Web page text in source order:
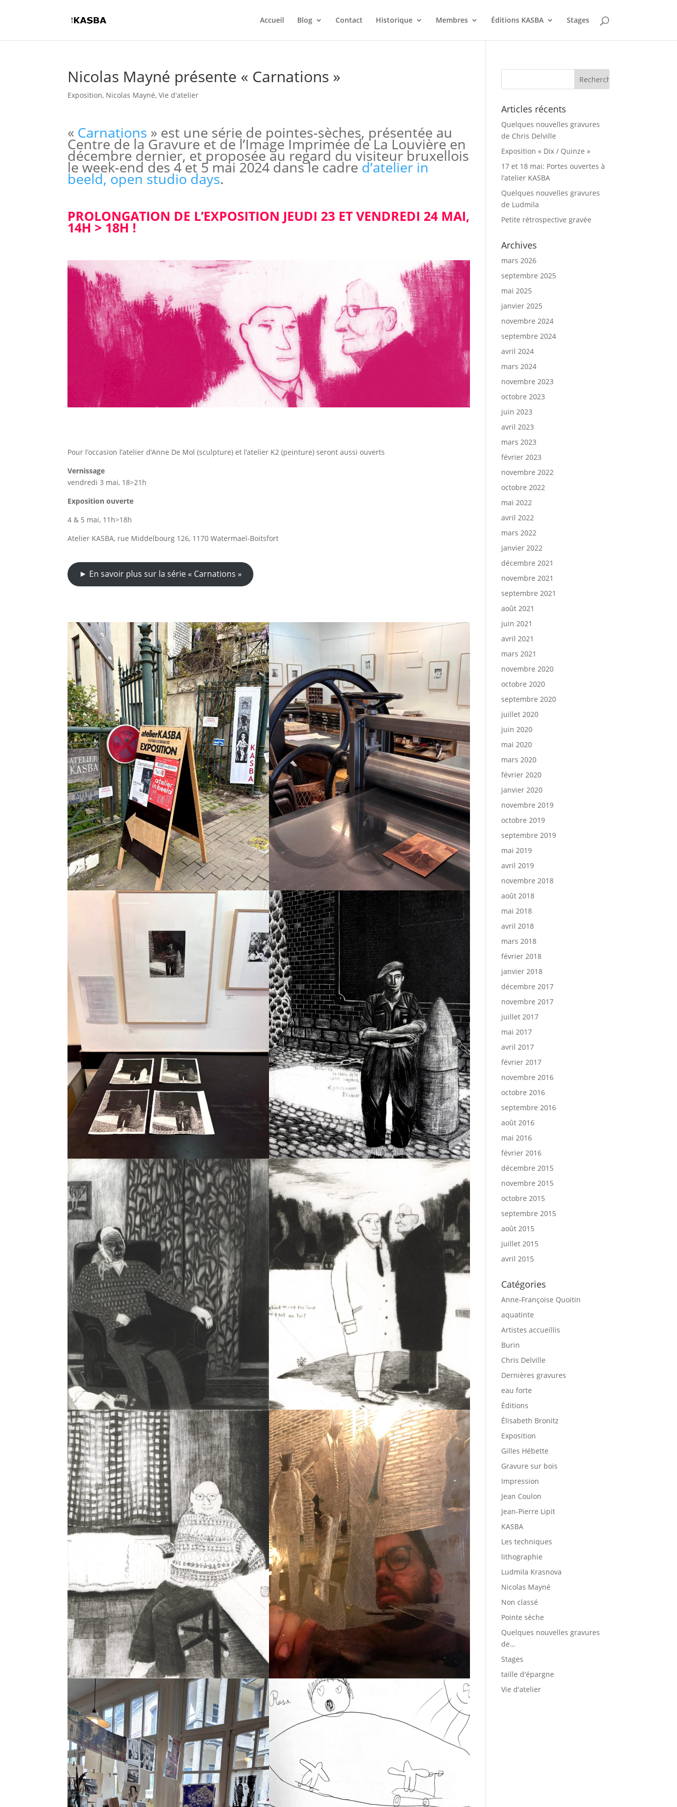
Accueil Blog Contact Historique Membres Éditions KASBA Stages
Nicolas Mayné présente « Carnations »
Exposition, Nicolas Mayné,Vie d'atelier
« Carnations » est une série de pointes-sèches, présentée au
Centre de la Gravure et de l’Image Imprimée de La Louvière en
décembre dernier, et proposée au regard du visiteur bruxellois
le week-end des 4 et 5 mai 2024 dans le cadred’atelier in
beeld, open studio days.
PROLONGATION DE L’EXPOSITION JEUDI 23 ET VENDREDI 24 MAI,
14H > 18H !
Pour l’occasion l’atelier d’Anne De Mol (sculpture) et l’atelier K2 (peinture) seront aussi ouverts
Vernissage
vendredi 3 mai, 18>21h
Exposition ouverte
4 & 5 mai, 11h>18h
Atelier KASBA, rue Middelbourg 126, 1170 Watermael-Boitsfort
► En savoir plus sur la série « Carnations »
Articles récents
Quelques nouvelles gravures
de Chris Delville
Exposition « Dix / Quinze »
17 et 18 mai: Portes ouvertes à
l’atelier KASBA
Quelques nouvelles gravures
de Ludmila
Petite rétrospective gravée
Archives
mars 2026
septembre 2025
mai 2025
janvier 2025
novembre 2024
septembre 2024
avril 2024
mars 2024
novembre 2023
octobre 2023
juin 2023
avril 2023
mars 2023
février 2023
novembre 2022
octobre 2022
mai 2022
avril 2022
mars 2022
janvier 2022
décembre 2021
novembre 2021
septembre 2021
août 2021
juin 2021
avril 2021
mars 2021
novembre 2020
octobre 2020
septembre 2020
juillet 2020
juin 2020
mai 2020
mars 2020
février 2020
janvier 2020
novembre 2019
octobre 2019
septembre 2019
mai 2019
avril 2019
novembre 2018
août 2018
mai 2018
avril 2018
mars 2018
février 2018
janvier 2018
décembre 2017
novembre 2017
juillet 2017
mai 2017
avril 2017
février 2017
novembre 2016
octobre 2016
septembre 2016
août 2016
mai 2016
février 2016
décembre 2015
novembre 2015
octobre 2015
septembre 2015
août 2015
juillet 2015
avril 2015
Catégories
Anne-Françoise Quoitin
aquatinte
Artistes accueillis
Burin
Chris Delville
Dernières gravures
eau forte
Éditions
Élisabeth Bronitz
Exposition
Gilles Hébette
Gravure sur bois
Impression
Jean Coulon
Jean-Pierre Lipit
KASBA
Les techniques
lithographie
Ludmila Krasnova
Nicolas Mayné
Non classé
Pointe sèche
Quelques nouvelles gravures
de…
Stages
taille d'épargne
Vie d'atelier